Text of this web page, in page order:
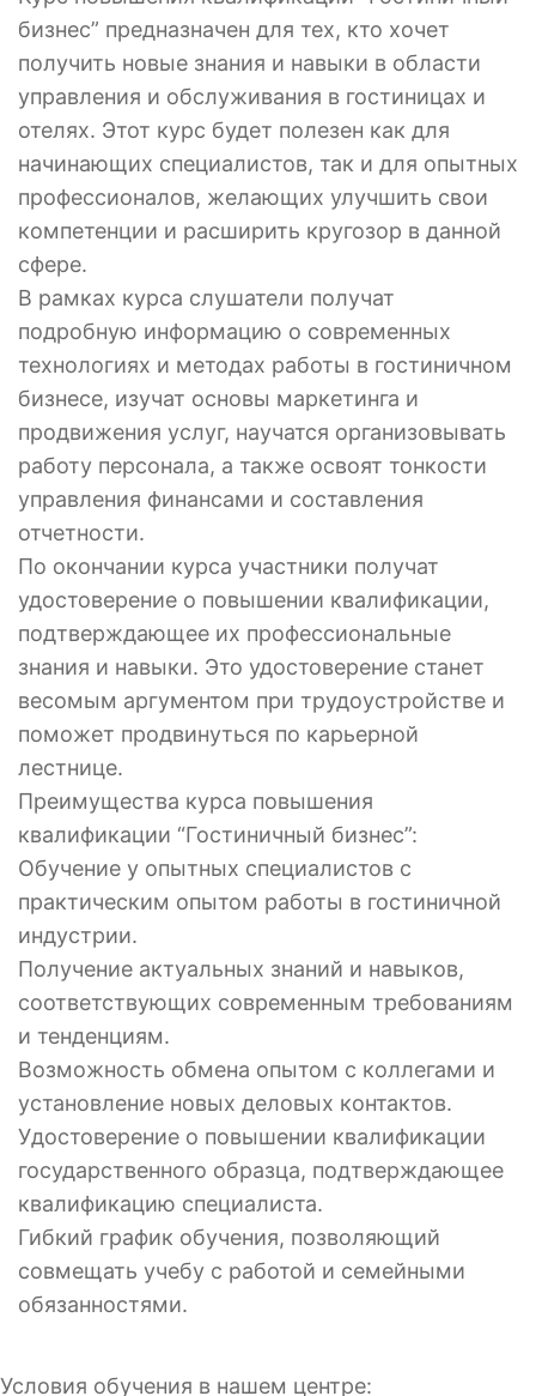
бизнес” предназначен для тех, кто хочет
получить новые знания и навыки в области
управления и обслуживания в гостиницах и
отелях. Этот курс будет полезен как для
начинающих специалистов, так и для опытных
профессионалов, желающих улучшить свои
компетенции и расширить кругозор в данной
сфере.
В рамках курса слушатели получат
подробную информацию о современных
технологиях и методах работы в гостиничном
бизнесе, изучат основы маркетинга и
продвижения услуг, научатся организовывать
работу персонала, а также освоят тонкости
управления финансами и составления
отчетности.
По окончании курса участники получат
удостоверение о повышении квалификации,
подтверждающее их профессиональные
знания и навыки. Это удостоверение станет
весомым аргументом при трудоустройстве и
поможет продвинуться по карьерной
лестнице.
Преимущества курса повышения
квалификации “Гостиничный бизнес”:
Обучение у опытных специалистов с
практическим опытом работы в гостиничной
индустрии.
Получение актуальных знаний и навыков,
соответствующих современным требованиям
и тенденциям.
Возможность обмена опытом с коллегами и
установление новых деловых контактов.
Удостоверение о повышении квалификации
государственного образца, подтверждающее
квалификацию специалиста.
Гибкий график обучения, позволяющий
совмещать учебу с работой и семейными
обязанностями.
Условия обучения в нашем центре: